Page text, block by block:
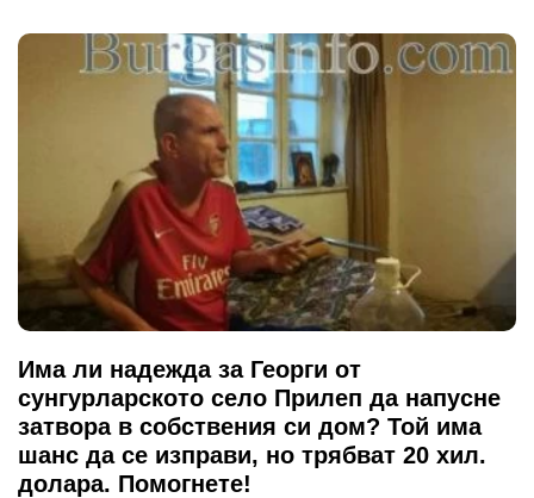
Има ли надежда за Георги от
сунгурларското село Прилеп да напусне
затвора в собствения си дом? Той има
шанс да се изправи, но трябват 20 хил.
долара. Помогнете!